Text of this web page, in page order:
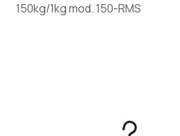
150kg/1kg mod. 150-RMS